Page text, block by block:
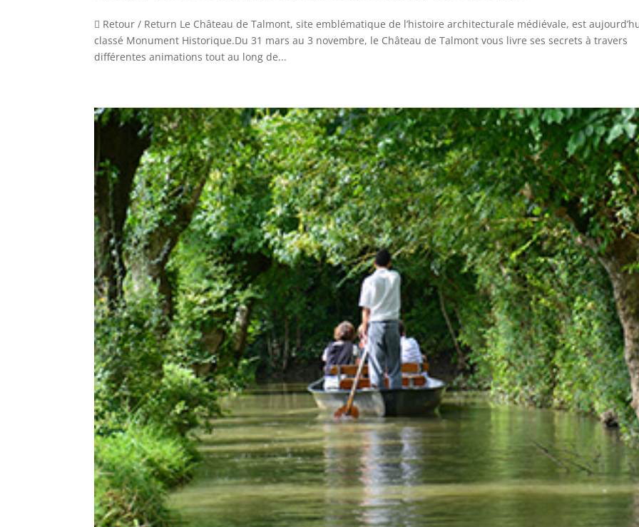
 Retour / Return Le Château de Talmont, site emblématique de l’histoire architecturale médiévale, est
classé Monument Historique.Du 31 mars au 3 novembre, le Château de Talmont vous livre ses secrets à travers
différentes animations tout au long de...